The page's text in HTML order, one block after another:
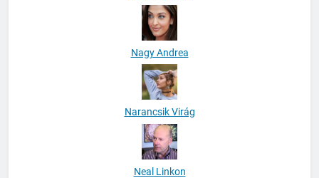
Nagy Andrea
Narancsik Virág
Neal Linkon